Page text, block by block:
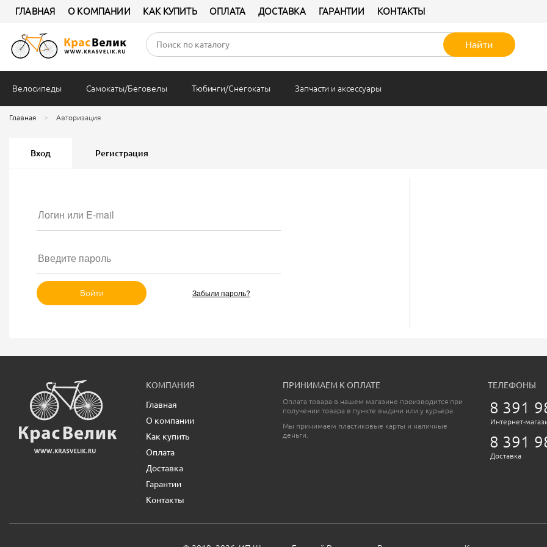
ГЛАВНАЯ О КОМПАНИИ КАК КУПИТЬ ОПЛАТА ДОСТАВКА ГАРАНТИИ КОНТАКТЫ
Найти
Велосипеды Самокаты/Беговелы Тюбинги/Снегокаты Запчасти и аксессуары
Главная Авторизация
Вход Регистрация
Войти Забыли пароль?
КОМПАНИЯ
Главная
О компании
Как купить
Оплата
Доставка
Гарантии
Контакты
ПРИНИМАЕМ К ОПЛАТЕ
Оплата товара в нашем магазине производится при
получении товара в пункте выдачи или у курьера.
Мы принимаем пластиковые карты и наличные
деньги.
ТЕЛЕФОНЫ
8 391
Интернет-
8 391
Доставка